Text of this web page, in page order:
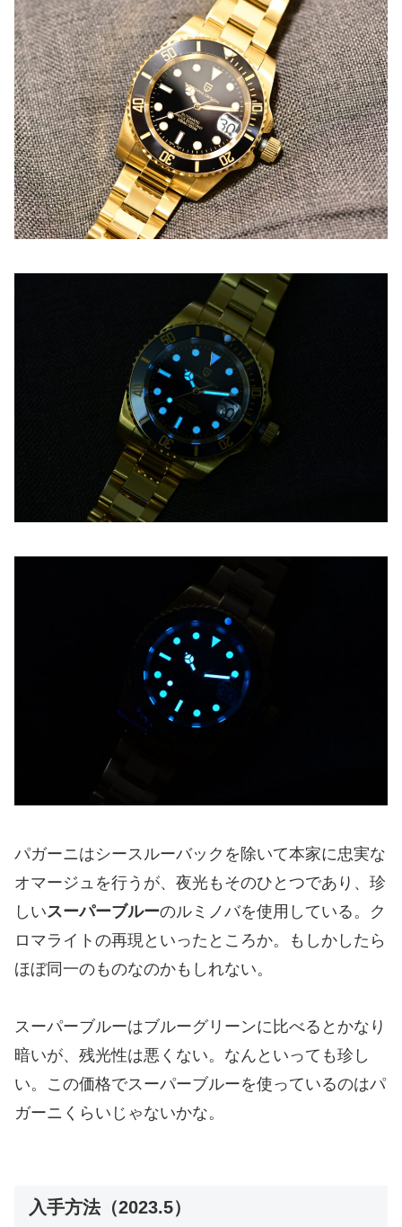
パガーニはシースルーバックを除いて本家に忠実な
オマージュを行うが、夜光もそのひとつであり、珍
しいスーパーブルーのルミノバを使用している。ク
ロマライトの再現といったところか。もしかしたら
ほぼ同一のものなのかもしれない。
スーパーブルーはブルーグリーンに比べるとかなり
暗いが、残光性は悪くない。なんといっても珍し
い。この価格でスーパーブルーを使っているのはパ
ガーニくらいじゃないかな。
入手方法（2023.5）